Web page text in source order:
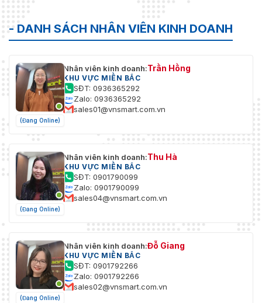
H.264H;H.264B;Thông minh
tuyến
Nghị
quyết
4M (2560 x 1440); 3M (2048 x 1536); 3M (2304
(640 x 480); CIF (352 x 288/352 x 240)
Tốc độ
video
Luồng phụ 2: 1080p/1.3M/720p@ (1–25/30 fps)
Kiểm soát
tốc độ bit
CBR/VBR
Tốc độ bit
Ngày/
Đêm
Tự động (ICR)/Màu/Đen trắng
BLC Đúng
- DANH SÁCH NHÂN VIÊN KINH DOANH
(Đang Online)
Nhân viên kinh doanh:Trần Hồng
KHU VỰC MIỀN BẮC
SĐT: 0936365292
Zalo: 0936365292
sales01@vnsmart.com.vn
(Đang Online)
Nhân viên kinh doanh:Thu Hà
KHU VỰC MIỀN BẮC
SĐT: 0901790099
Zalo: 0901790099
sales04@vnsmart.com.vn
(Đang Online)
Nhân viên kinh doanh:Đỗ Giang
KHU VỰC MIỀN BẮC
SĐT: 0901792266
Zalo: 0901792266
sales02@vnsmart.com.vn